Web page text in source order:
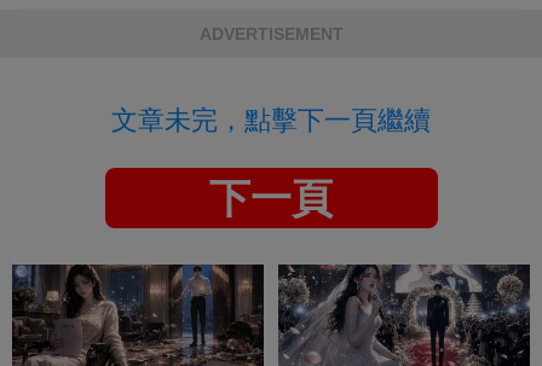
ADVERTISEMENT
文章未完，點擊下一頁繼續
下一頁